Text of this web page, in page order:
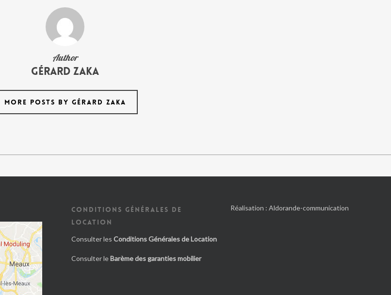
Author
Gérard Zaka
MORE POSTS BY GÉRARD ZAKA
CONDITIONS GÉNÉRALES DE
LOCATION
Consulter les Conditions Générales de Location
Consulter leBarème des garanties mobilier
Réalisation :Aldorande-communication